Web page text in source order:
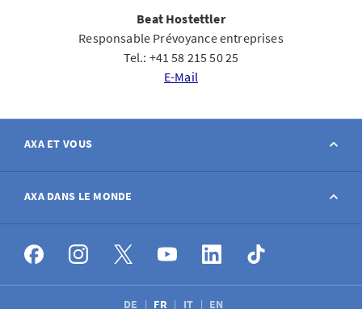
Beat Hostettler
Responsable Prévoyance entreprises
Tel.: +41 58 215 50 25
E-Mail
AXA ET VOUS
Contact
Déclarer sinistre
Postes à pourvoir
AXA DANS LE MONDE
AXA dans le monde
DE FR IT EN